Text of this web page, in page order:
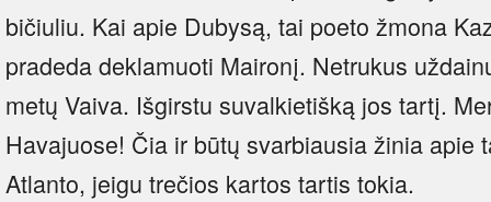
bičiuliu. Kai apie Dubysą, tai poeto žmona
pradeda deklamuoti Maironį. Netrukus
metų Vaiva. Išgirstu suvalkietišką jos tartį.
Havajuose! Čia ir būtų svarbiausia žinia apie
Atlanto, jeigu trečios kartos tartis tokia.